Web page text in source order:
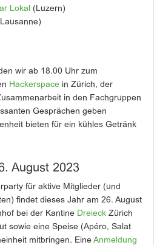
Lokal
(Luzern)
wir ab 18.00 Uhr zum
Hackerspace in Zürich, der
in den Fachgruppen
Gesprächen geben
bieten für ein kühles Getränk
August 2023
für aktive Mitglieder (und
findet dieses Jahr am 26. August
bei der Kantine Dreieck Zürich
sowie eine Speise (Apéro, Salat
mitbringen. Eine Anmeldung